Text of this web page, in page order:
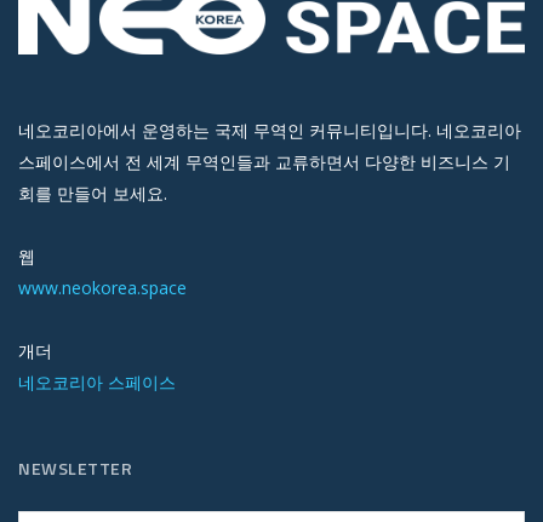
네오코리아에서 운영하는 국제 무역인 커뮤니티입니다. 네오코리아
스페이스에서 전 세계 무역인들과 교류하면서 다양한 비즈니스 기
회를 만들어 보세요.
웹
www.neokorea.space
개더
네오코리아 스페이스
NEWSLETTER